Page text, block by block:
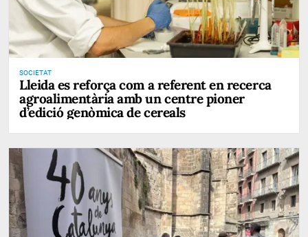
SOCIETAT
Lleida es reforça com a referent en recerca
agroalimentària amb un centre pioner
d’edició genòmica de cereals